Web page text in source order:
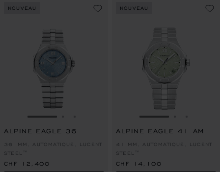
NOUVEAU
ALLER À LA DIAPOSITIVE 1
ALLER À LA DIAPOSITIVE 2
ALLER À LA DIAPOSITIVE 3
ALPINE EAGLE 36
36 MM, AUTOMATIQUE, LUCENT
STEEL™
CHF 12,400
NOUVEAU
ALLER À LA
ALPINE EAGLE 41 AM
41 MM, AUTOMATIQUE, LUCENT
STEEL™
CHF 14,100